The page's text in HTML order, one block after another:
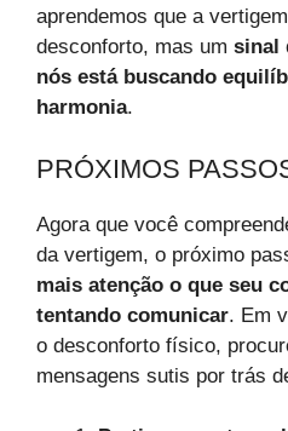
aprendemos que a
desconforto, mas um sinal
nós está buscando
harmonia.
PRÓXIMOS
Agora que você
da vertigem, o próximo
mais atenção o que seu
tentando comunicar. Em
o desconforto físico,
mensagens sutis por trás